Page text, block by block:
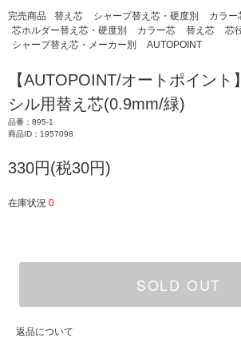
完売商品 替え芯 シャープ替え芯・硬度別 カラー
芯ホルダー替え芯・硬度別
カラー芯 替え芯 芯
シャープ替え芯・メーカー別
AUTOPOINT
【AUTOPOINT/オートポイント
シル用替え芯(0.9mm/緑)
品番：895-1
商品ID：1957098
330円(税30円)
在庫状況 0
SOLD OUT
返品について